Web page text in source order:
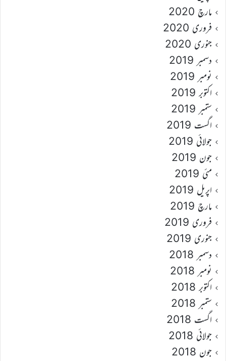
مارچ 2020
فروری 2020
جنوری 2020
دسمبر 2019
نومبر 2019
اکتوبر 2019
ستمبر 2019
اگست 2019
جولائی 2019
جون 2019
مئی 2019
اپریل 2019
مارچ 2019
فروری 2019
جنوری 2019
دسمبر 2018
نومبر 2018
اکتوبر 2018
ستمبر 2018
اگست 2018
جولائی 2018
جون 2018